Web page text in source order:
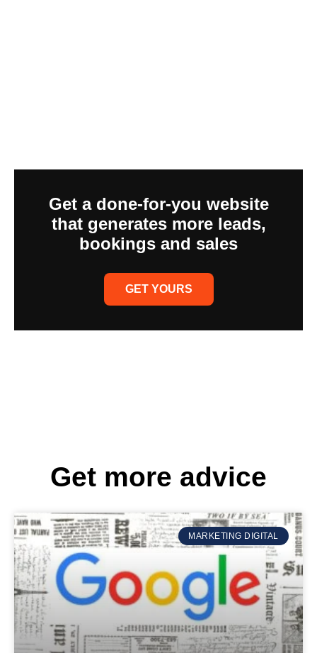
Get a done-for-you website
that generates more leads,
bookings and sales
GET YOURS
Get more advice
MARKETING DIGITAL